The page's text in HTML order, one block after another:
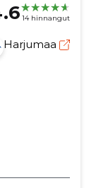
14 hinnangut
Harjumaa